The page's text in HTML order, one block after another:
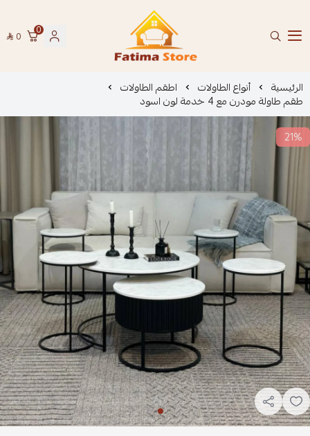
فاطمة ستور Fatima Store
0
0
الرئيسية أنواع الطاولات اطقم الطاولات
طقم طاولة مودرن مع 4 خدمة لون اسود
21%